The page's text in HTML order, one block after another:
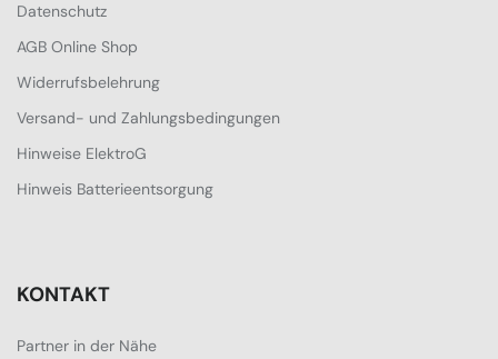
Datenschutz
AGB Online Shop
Widerrufsbelehrung
Versand- und Zahlungsbedingungen
Hinweise ElektroG
Hinweis Batterieentsorgung
KONTAKT
Partner in der Nähe